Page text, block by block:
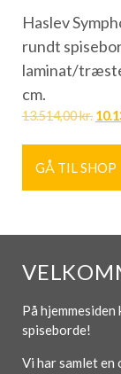
Haslev
rundt
laminat/
cm.
13.514,00kr.
GÅ TIL SHOP
På
spiseborde!
Vi har samlet